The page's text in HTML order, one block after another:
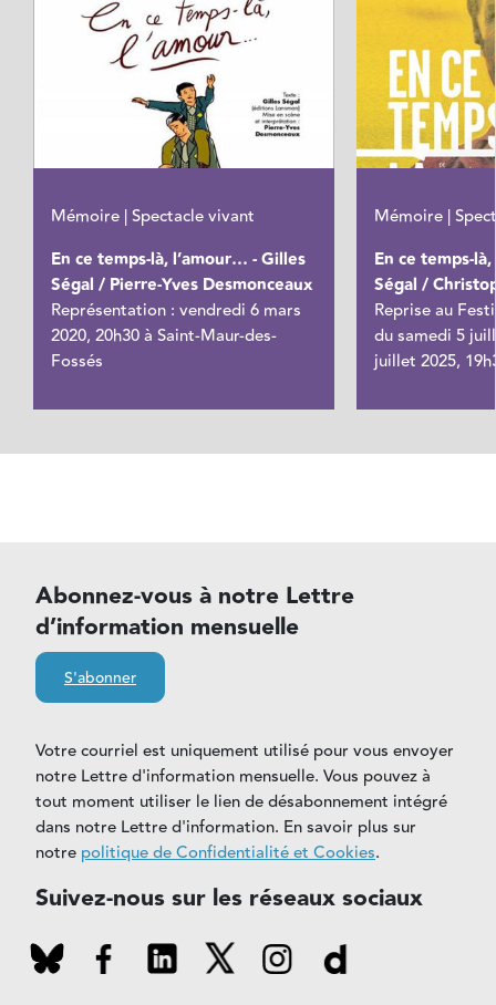
Mémoire | Spectacle vivant
En ce temps-là, l’amour… - Gilles
Ségal / Pierre-Yves Desmonceaux
Représentation : vendredi 6 mars
2020, 20h30 à Saint-Maur-des-
Fossés
Mémoire |
En ce temps-
Ségal /
Reprise au
du samedi 5
juillet 2025,
Abonnez-vous à notre Lettre
d’information mensuelle
S'abonner
Votre courriel est uniquement utilisé pour vous envoyer
notre Lettre d'information mensuelle. Vous pouvez à
tout moment utiliser le lien de désabonnement intégré
dans notre Lettre d'information. En savoir plus sur
notre politique de Confidentialité et Cookies.
Suivez-nous sur les réseaux sociaux